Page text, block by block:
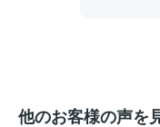
他のお客様の声を